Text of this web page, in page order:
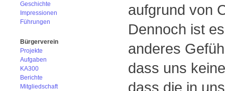
Geschichte
Impressionen
Führungen
Bürgerverein
Projekte
Aufgaben
KA300
Berichte
Mitgliedschaft
aufgrund von
Dennoch ist
anderes
dass uns
dass die in